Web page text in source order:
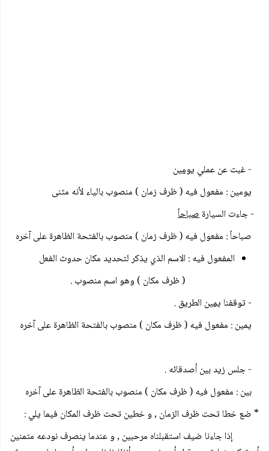
- غبت عن عملي يومين
يومين : مفعول فيه ( ظرف زمان ) منصوب بالياء لأنه مثنى
- جاءت السيارةصباحاً
صباحاً : مفعول فيه ( ظرف زمان ) منصوب بالفتحة الظاهرة على آخره
المفعول فيه : الاسم الذي يذكر لتحديد مكان حدوث الفعل
( ظرف مكان ) وهو اسم منصوب .
- توقفنا يمين الطريق .
يمين : مفعول فيه ( ظرف مكان ) منصوب بالفتحة الظاهرة على آخره
- جلس زيدبينأصدقائه .
بين : مفعول فيه ( ظرف مكان ) منصوب بالفتحة الظاهرة على آخره
* ضع خطا تحت ظرف الزمان , و خطين تحت ظرف المكان فيما يلي :
إذا جاءنا ضيف استقبلناه مرحبين , و عندما ينصرف نودعه متمنين